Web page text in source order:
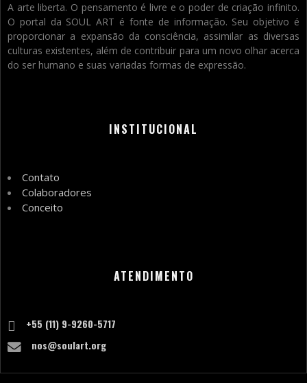
A arte liberta. O pensamento é livre e o poder de criação infinito.
O portal da SOUL ART é fonte de informação. Seu objetivo é
proporcionar a expansão da consciência, assimilar as diversas
culturas existentes, além de contribuir para um novo olhar acerca
do ser humano e suas variadas formas de expressão.
INSTITUCIONAL
Contato
Colaboradores
Conceito
ATENDIMENTO
+55 (11) 9-9260-5717
nos@soulart.org